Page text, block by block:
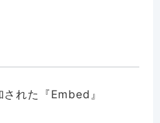
れた『Embed』